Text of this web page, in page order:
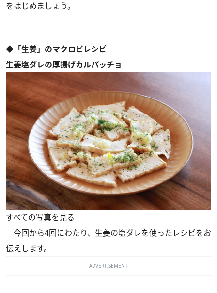
をはじめましょう。
◆「生姜」のマクロビレシピ
生姜塩ダレの厚揚げカルパッチョ
すべての写真を見る
今回から4回にわたり、生姜の塩ダレを使ったレシピをお
伝えします。
ADVERTISEMENT